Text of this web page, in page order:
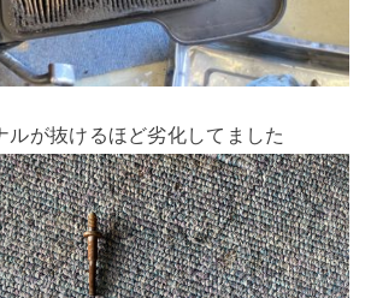
ルが抜けるほど劣化してました